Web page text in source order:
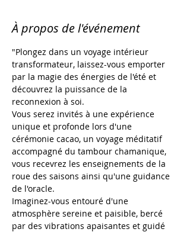
À propos de l'événement
"Plongez dans un voyage intérieur
transformateur, laissez-vous emporter
par la magie des énergies de l'été et
découvrez la puissance de la
reconnexion à soi.
Vous serez invités à une expérience
unique et profonde lors d'une
cérémonie cacao, un voyage méditatif
accompagné du tambour chamanique,
vous recevrez les enseignements de la
roue des saisons ainsi qu'une guidance
de l'oracle.
Imaginez-vous entouré d'une
atmosphère sereine et paisible, bercé
par des vibrations apaisantes et guidé